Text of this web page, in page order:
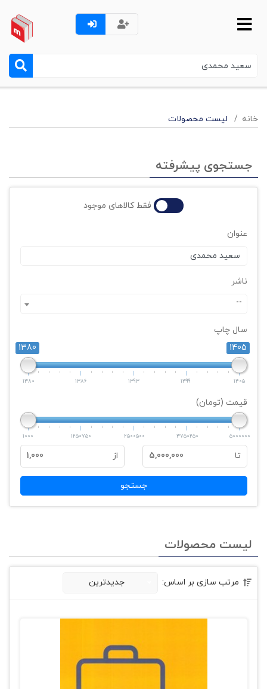
خانه لیست محصولات
جستجوی پیشرفته
فقط کالاهای موجود
عنوان
ناشر
--
سال چاپ
1380
1405
1380 1386 1393 1399 1405
قیمت (تومان)
1000 1250750 2500500 3750250 5000000
تا 5,000,000 از 1,000
جستجو
لیست محصولات
مرتب سازی بر اساس: جدیدترین